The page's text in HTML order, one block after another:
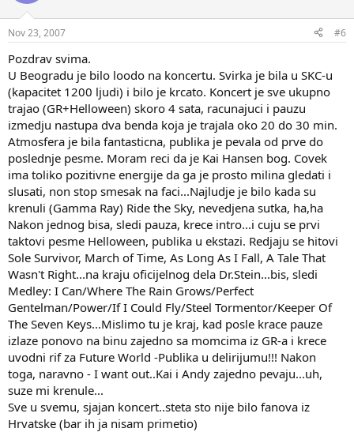
Nov 23, 2007 #6
Pozdrav svima.
U Beogradu je bilo loodo na koncertu. Svirka je bila u SKC-u
(kapacitet 1200 ljudi) i bilo je krcato. Koncert je sve ukupno
trajao (GR+Helloween) skoro 4 sata, racunajuci i pauzu
izmedju nastupa dva benda koja je trajala oko 20 do 30 min.
Atmosfera je bila fantasticna, publika je pevala od prve do
poslednje pesme. Moram reci da je Kai Hansen bog. Covek
ima toliko pozitivne energije da ga je prosto milina gledati i
slusati, non stop smesak na faci...Najludje je bilo kada su
krenuli (Gamma Ray) Ride the Sky, nevedjena sutka, ha,ha
Nakon jednog bisa, sledi pauza, krece intro...i cuju se prvi
taktovi pesme Helloween, publika u ekstazi. Redjaju se hitovi
Sole Survivor, March of Time, As Long As I Fall, A Tale That
Wasn't Right...na kraju oficijelnog dela Dr.Stein...bis, sledi
Medley: I Can/Where The Rain Grows/Perfect
Gentelman/Power/If I Could Fly/Steel Tormentor/Keeper Of
The Seven Keys...Mislimo tu je kraj, kad posle krace pauze
izlaze ponovo na binu zajedno sa momcima iz GR-a i krece
uvodni rif za Future World -Publika u delirijumu!!! Nakon
toga, naravno - I want out..Kai i Andy zajedno pevaju...uh,
suze mi krenule...
Sve u svemu, sjajan koncert..steta sto nije bilo fanova iz
Hrvatske (bar ih ja nisam primetio)